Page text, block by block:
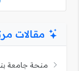
مقالات
منحة جامعة